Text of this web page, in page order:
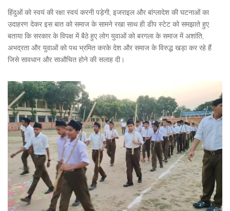
हिंदुओं को स्वयं की रक्षा स्वयं करनी पड़ेगी, इजराइल और बांग्लादेश की घटनाओं का
उदाहरण देकर इस बात को समाज के सामने रखा साथ ही डीप स्टेट को समझाते हुए
बताया कि सरकार के विपक्ष में बैठे हुए लोग युवाओं को बरगला के समाज में अशांति,
अभद्रता और युवाओं को पथ भ्रमित करके देश और समाज के विरुद्ध खड़ा कर रहे हैं
जिसे सावधान और साऔचित होने की सलाह दी।